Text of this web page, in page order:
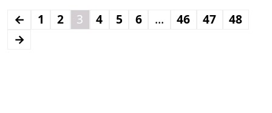
← 1 2 3 4 5 6 … 46 47
48
→